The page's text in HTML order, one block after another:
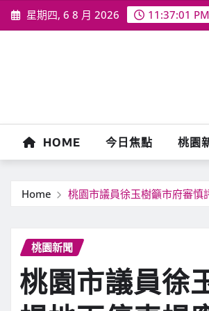
Skip
to
星期四, 6 8 月 2026 11:37:03 PM
HOME 今日焦點 桃園
Home 桃園市議員徐玉樹籲市府審慎
桃園新聞
桃園市議員徐